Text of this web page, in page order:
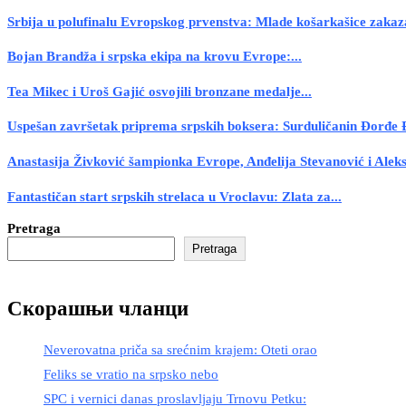
Srbija u polufinalu Evropskog prvenstva: Mlade košarkašice
Bojan Brandža i srpska ekipa na krovu Evrope:...
Tea Mikec i Uroš Gajić osvojili bronzane medalje...
Uspešan završetak priprema srpskih boksera: Surduličanin Đorđe
Anastasija Živković šampionka Evrope, Anđelija Stevanović i
Fantastičan start srpskih strelaca u Vroclavu: Zlata za...
Pretraga
Pretraga
Скорашњи чланци
Neverovatna priča sa srećnim krajem: Oteti orao
Feliks se vratio na srpsko nebo
SPC i vernici danas proslavljaju Trnovu Petku: